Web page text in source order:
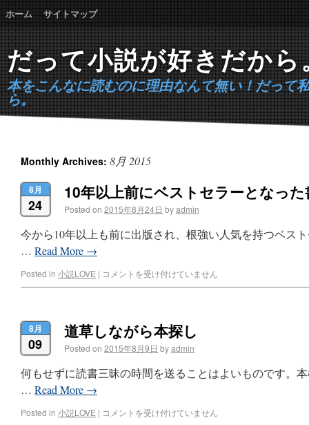
ホーム サイトマップ
だって小説が好きだから
本をこんなに読むのに理由なんて無い！だって
ら。
Monthly Archives: 8月 2015
8月
24
10年以上前にベストセラーとなった
Posted on 2015年8月24日 byadmin
今から10年以上も前に出版され、根強い人気を持つベス
… Read More →
Posted in 小説LOVE | コメントを受け付けていません
8月
09
道草しながら本探し
Posted on 2015年8月9日 byadmin
何もせずに読書三昧の時間を送ることはよいものです。
… Read More →
Posted in 小説LOVE | コメントを受け付けていません